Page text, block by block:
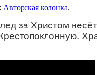
Авторская колонка.
за Христом